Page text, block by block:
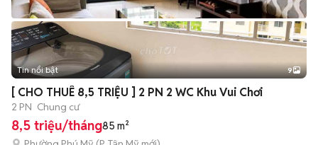
+2
Tin nổi bật 9
[ CHO THUÊ 8,5 TRIỆU ] 2 PN 2 WC Khu Vui Chơi
2 PN Chung cư
8,5 triệu/tháng85 m²